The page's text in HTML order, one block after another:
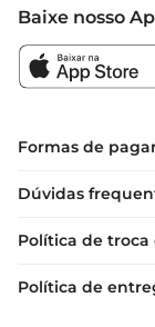
tintos, que
realçar o
Baixe nosso
Formas de
Dúvidas
Política de troca
Política de